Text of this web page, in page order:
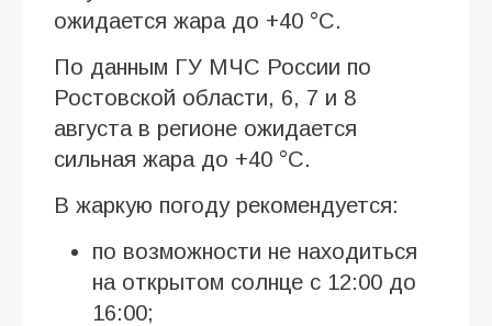
ожидается жара до +40 °C.
По данным ГУ МЧС России по
Ростовской области, 6, 7 и 8
августа в регионе ожидается
сильная жара до +40 °C.
В жаркую погоду рекомендуется:
по возможности не находиться
на открытом солнце с 12:00 до
16:00;